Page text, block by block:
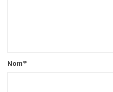
Nom*